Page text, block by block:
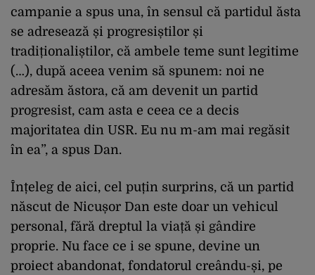
campanie a spus una, în sensul că partidul ăsta
se adresează și progresiștilor și
tradiționaliștilor, că ambele teme sunt legitime
(…), după aceea venim să spunem: noi ne
adresăm ăstora, că am devenit un partid
progresist, cam asta e ceea ce a decis
majoritatea din USR. Eu nu m-am mai regăsit
în ea”, a spus Dan.
Înțeleg de aici, cel puțin surprins, că un partid
născut de Nicușor Dan este doar un vehicul
personal, fără dreptul la viață și gândire
proprie. Nu face ce i se spune, devine un
proiect abandonat, fondatorul creându-și, pe